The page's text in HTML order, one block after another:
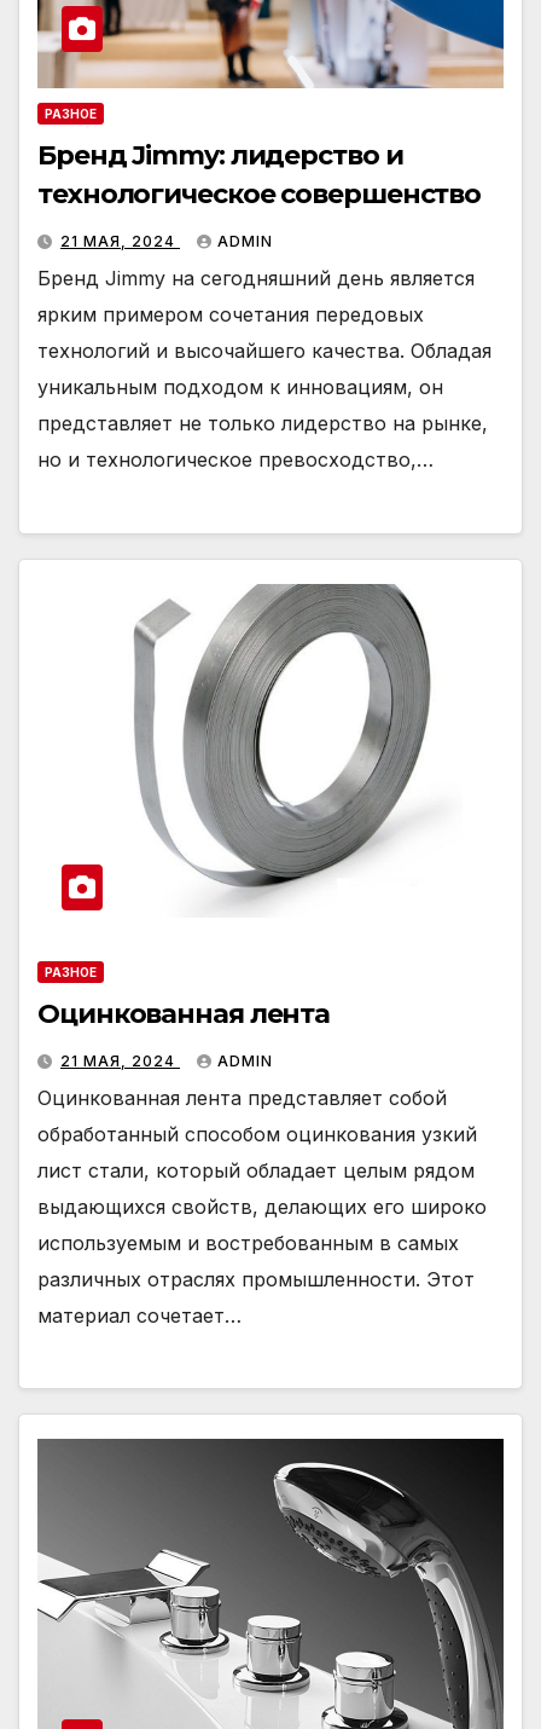
РАЗНОЕ
Бренд Jimmy: лидерство и
технологическое совершенство
21 МАЯ, 2024 ADMIN
Бренд Jimmy на сегодняшний день является
ярким примером сочетания передовых
технологий и высочайшего качества. Обладая
уникальным подходом к инновациям, он
представляет не только лидерство на рынке,
но и технологическое превосходство,…
РАЗНОЕ
Оцинкованная лента
21 МАЯ, 2024 ADMIN
Оцинкованная лента представляет собой
обработанный способом оцинкования узкий
лист стали, который обладает целым рядом
выдающихся свойств, делающих его широко
используемым и востребованным в самых
различных отраслях промышленности. Этот
материал сочетает…